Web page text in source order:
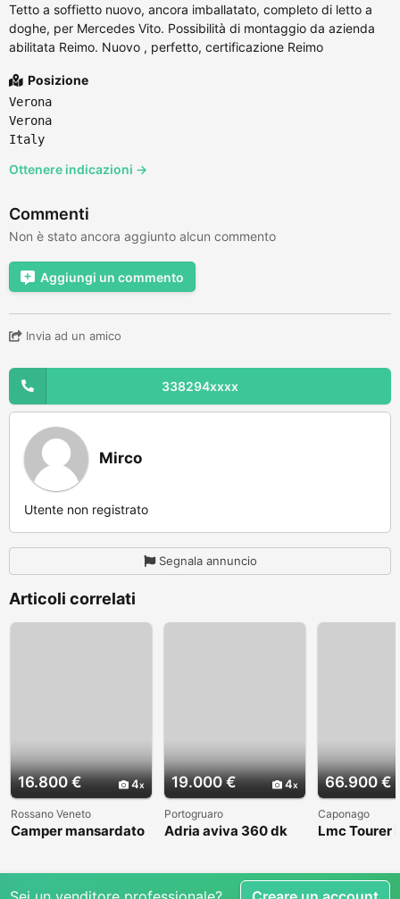
Tetto a soffietto nuovo, ancora imballatato, completo di letto a
doghe, per Mercedes Vito. Possibilità di montaggio da azienda
abilitata Reimo. Nuovo , perfetto, certificazione Reimo
Posizione
Verona
Verona
Italy
Ottenere indicazioni →
Commenti
Non è stato ancora aggiunto alcun commento
Aggiungi un commento
Invia ad un amico
338294xxxx
Mirco
Utente non registrato
Segnala annuncio
Articoli correlati
16.800 € 4
Rossano Veneto
Camper mansardato
19.000 € 4
Portogruaro
Adria aviva 360 dk
66.900 €
Caponago
Lmc Tourer